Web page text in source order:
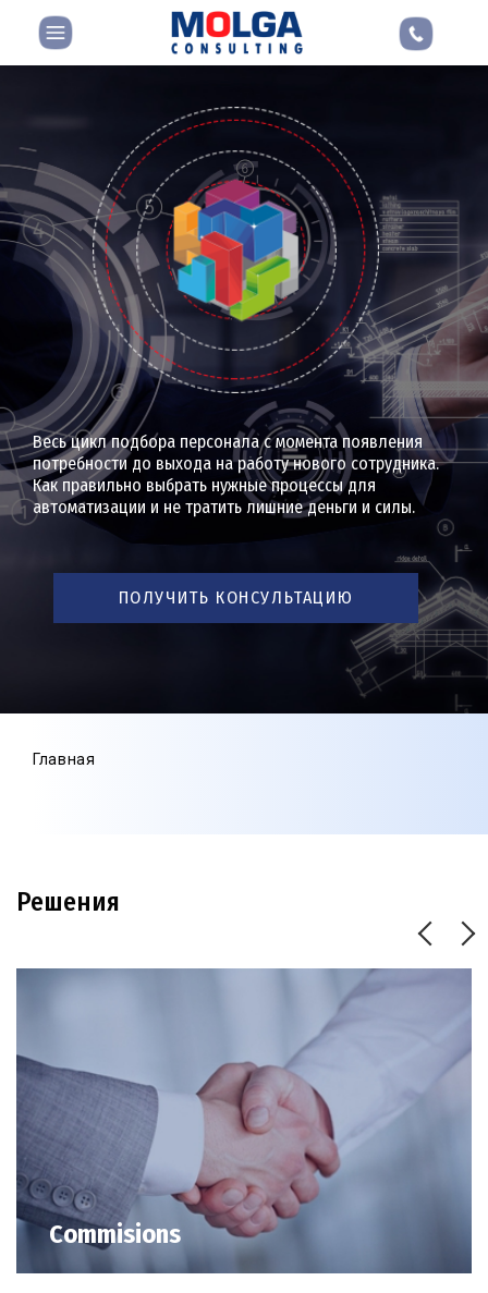
Весь цикл подбора персонала с момента появления
потребности до выхода на работу нового сотрудника.
Как правильно выбрать нужные процессы для
автоматизации и не тратить лишние деньги и силы.
ПОЛУЧИТЬ КОНСУЛЬТАЦИЮ
Главная
Решения
Commisions